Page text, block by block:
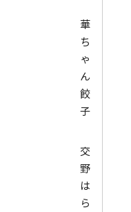
華
ち
ゃ
ん
餃
子
交
野
は
ら